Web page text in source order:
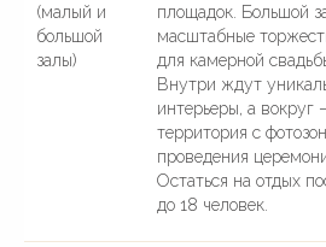
(малый и
большой
залы)
площадок. Большой
масштабные
для камерной
Внутри ждут
интерьеры, а вокруг
территория с
проведения
Остаться на отдых
до 18 человек.